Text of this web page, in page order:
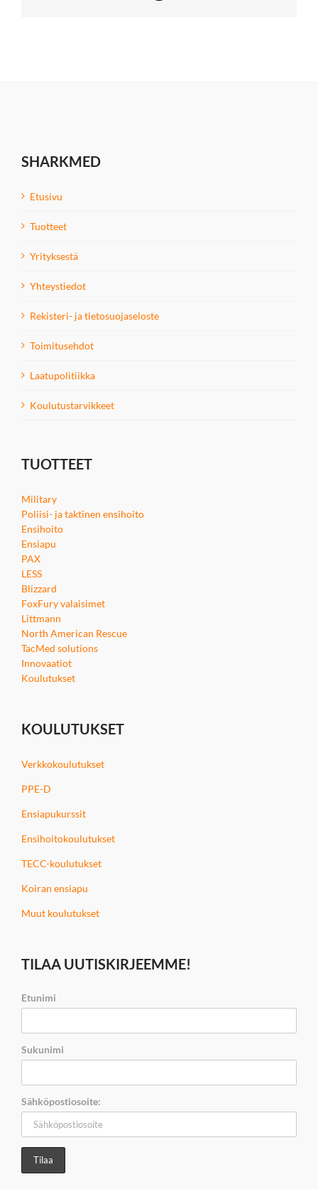
SHARKMED
Etusivu
Tuotteet
Yrityksestä
Yhteystiedot
Rekisteri- ja tietosuojaseloste
Toimitusehdot
Laatupolitiikka
Koulutustarvikkeet
TUOTTEET
Military
Poliisi- ja taktinen ensihoito
Ensihoito
Ensiapu
PAX
LESS
Blizzard
FoxFury valaisimet
Littmann
North American Rescue
TacMed solutions
Innovaatiot
Koulutukset
KOULUTUKSET
Verkkokoulutukset
PPE-D
Ensiapukurssit
Ensihoitokoulutukset
TECC-koulutukset
Koiran ensiapu
Muut koulutukset
TILAA UUTISKIRJEEMME!
Etunimi
Sukunimi
Sähköpostiosoite: